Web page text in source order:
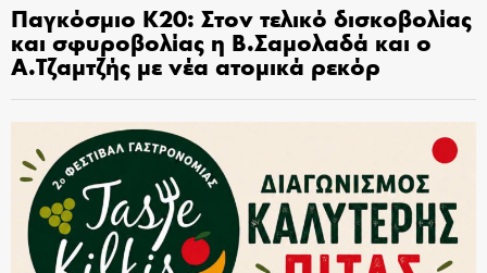
Παγκόσμιο Κ20: Στον τελικό δισκοβολίας
και σφυροβολίας η Β.Σαμολαδά και ο
Α.Τζαμτζής με νέα ατομικά ρεκόρ